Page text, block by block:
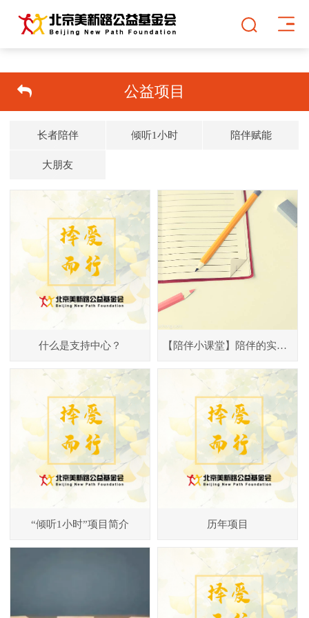
公益项目
长者陪伴 倾听1小时 陪伴赋能
大朋友
什么是支持中心？ 【陪伴小课堂】陪伴的实践技巧——觉察日记
“倾听1小时”项目简介 历年项目